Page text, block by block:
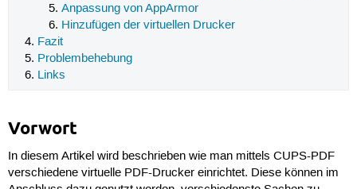
Anpassung von AppArmor
Hinzufügen der virtuellen Drucker
Fazit
Problembehebung
Links
Vorwort
In diesem Artikel wird beschrieben wie man mittels CUPS-PDF
verschiedene virtuelle PDF-Drucker einrichtet. Diese können im